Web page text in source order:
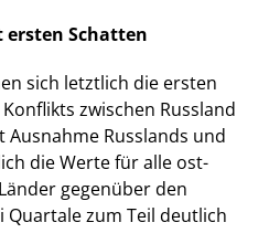
Schatten
sich letztlich die ersten
zwischen Russland
Ausnahme Russlands und
die Werte für alle ost-
gegenüber den
Quartale zum Teil deutlich